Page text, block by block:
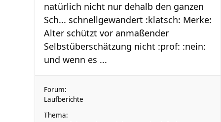
natürlich nicht nur dehalb den ganzen
Sch... schnellgewandert :klatsch: Merke:
Alter schützt vor anmaßender
Selbstüberschätzung nicht :prof: :nein:
und wenn es ...
Forum:
Laufberichte
Thema: